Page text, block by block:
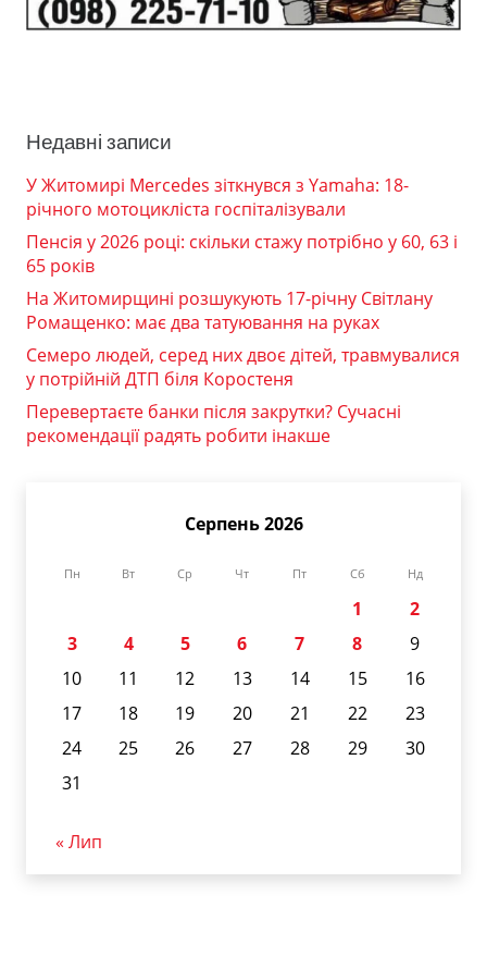
Недавні записи
У Житомирі Mercedes зіткнувся з Yamaha: 18-
річного мотоцикліста госпіталізували
Пенсія у 2026 році: скільки стажу потрібно у 60, 63 і
65 років
На Житомирщині розшукують 17-річну Світлану
Ромащенко: має два татуювання на руках
Семеро людей, серед них двоє дітей, травмувалися
у потрійній ДТП біля Коростеня
Перевертаєте банки після закрутки? Сучасні
рекомендації радять робити інакше
Серпень 2026
Пн Вт Ср Чт Пт Сб Нд
1
2
3
4 5 6 7 8
9
10
11 12 13 14 15
16
17
18 19 20 21 22
23
24
25 26 27 28 29
30
31
« Лип